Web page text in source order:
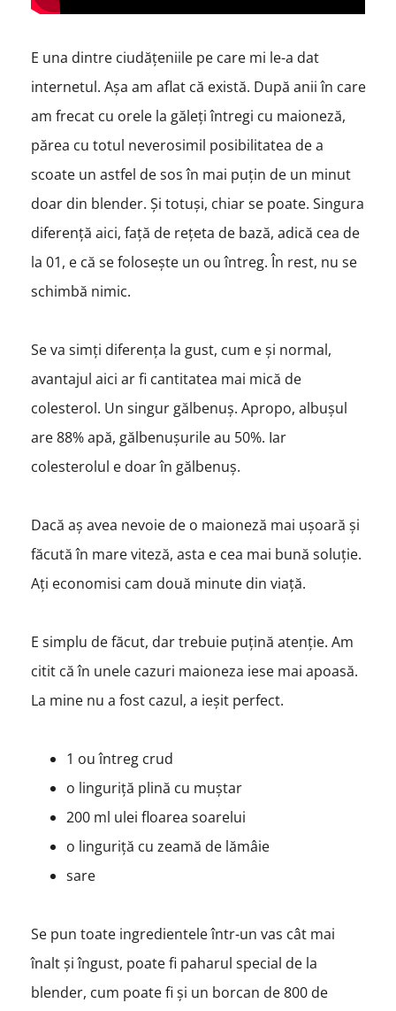
E una dintre ciudățeniile pe care mi le-a dat
internetul. Așa am aflat că există. După anii în care
am frecat cu orele la găleți întregi cu maioneză,
părea cu totul neverosimil posibilitatea de a
scoate un astfel de sos în mai puțin de un minut
doar din blender. Și totuși, chiar se poate. Singura
diferență aici, față de rețeta de bază, adică cea de
la 01, e că se folosește un ou întreg. În rest, nu se
schimbă nimic.
Se va simți diferența la gust, cum e și normal,
avantajul aici ar fi cantitatea mai mică de
colesterol. Un singur gălbenuș. Apropo, albușul
are 88% apă, gălbenușurile au 50%. Iar
colesterolul e doar în gălbenuș.
Dacă aș avea nevoie de o maioneză mai ușoară și
făcută în mare viteză, asta e cea mai bună soluție.
Ați economisi cam două minute din viață.
E simplu de făcut, dar trebuie puțină atenție. Am
citit că în unele cazuri maioneza iese mai apoasă.
La mine nu a fost cazul, a ieșit perfect.
1 ou întreg crud
o linguriță plină cu muștar
200 ml ulei floarea soarelui
o linguriță cu zeamă de lămâie
sare
Se pun toate ingredientele într-un vas cât mai
înalt și îngust, poate fi paharul special de la
blender, cum poate fi și un borcan de 800 de